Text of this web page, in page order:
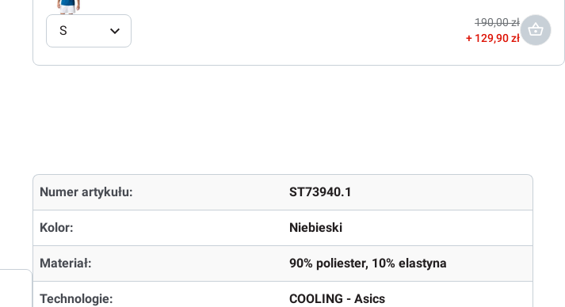
S
190,00 zł
129,90 zł
Numer artykułu: ST73940.1
Kolor: Niebieski
Materiał: 90% poliester, 10% elastyna
Technologie: COOLING - Asics